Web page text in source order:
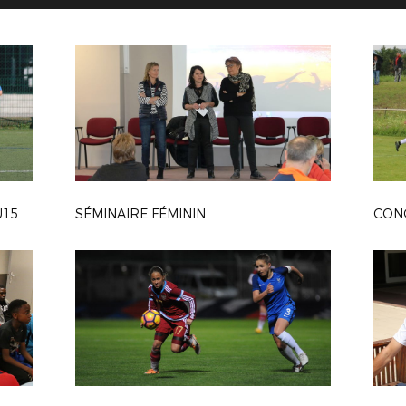
SÉLECTION MÉDITERRANÉENNE U15 FILLES SÉMINAIRE FÉMININ